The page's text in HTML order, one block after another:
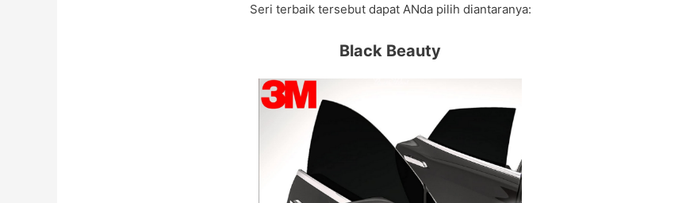
Seri terbaik tersebut dapat ANda pilih diantaranya:
Black Beauty